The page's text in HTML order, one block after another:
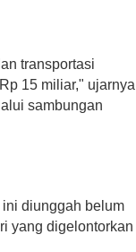
transportasi
15 miliar," ujarnya
sambungan
diunggah belum
yang digelontorkan